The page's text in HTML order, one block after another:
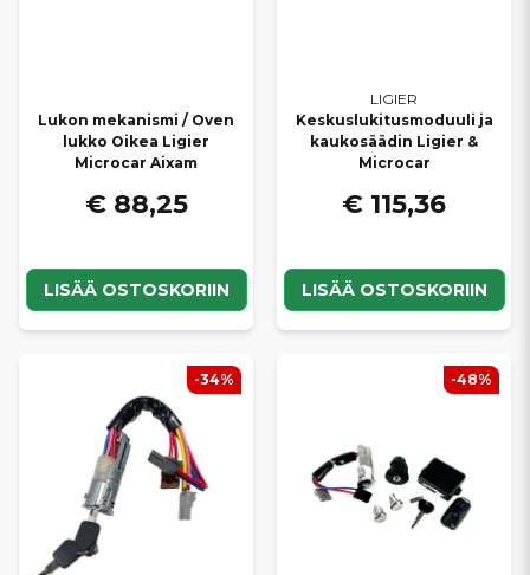
Lukon mekanismi / Oven
lukko Oikea Ligier
Microcar Aixam
€ 88,25
LISÄÄ OSTOSKORIIN
LIGIER
Keskuslukitusmoduuli ja
kaukosäädin Ligier &
Microcar
€ 115,36
LISÄÄ OSTOSKORIIN
-34% -48%